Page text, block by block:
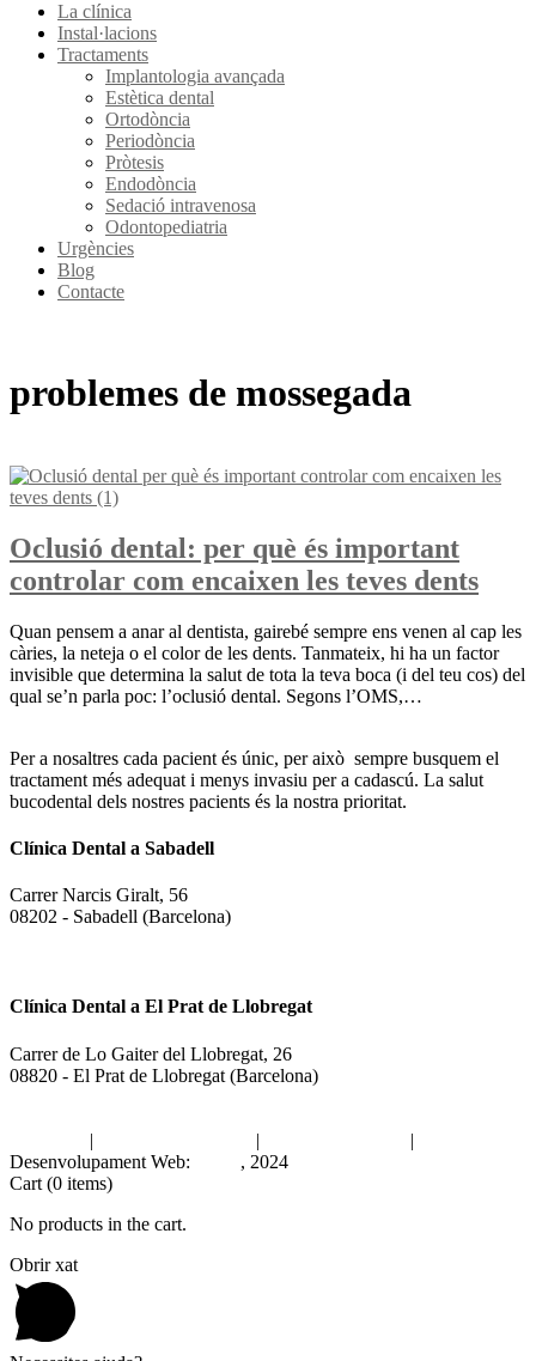
La clínica
Instal·lacions
Tractaments
Implantologia avançada
Estètica dental
Ortodòncia
Periodòncia
Pròtesis
Endodòncia
Sedació intravenosa
Odontopediatria
Urgències
Blog
Contacte
problemes de mossegada
Oclusió dental: per què és important
controlar com encaixen les teves dents
Quan pensem a anar al dentista, gairebé sempre ens venen al cap les
càries, la neteja o el color de les dents. Tanmateix, hi ha un factor
invisible que determina la salut de tota la teva boca (i del teu cos) del
qual se’n parla poc: l’oclusió dental. Segons l’OMS,…
Per a nosaltres cada pacient és únic, per això sempre busquem el
tractament més adequat i menys invasiu per a cadascú. La salut
bucodental dels nostres pacients és la nostra prioritat.
Clínica Dental a Sabadell
Carrer Narcis Giralt, 56
08202 - Sabadell (Barcelona)
Clínica Dental a El Prat de Llobregat
Carrer de Lo Gaiter del Llobregat, 26
08820 - El Prat de Llobregat (Barcelona)
| |
|
Desenvolupament Web:
, 2024
Cart (0 items)
No products in the cart.
Obrir xat